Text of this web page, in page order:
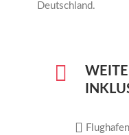
Deutschland.